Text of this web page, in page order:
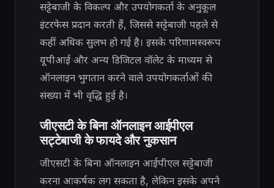
सट्टेबाजी के विकल्प और उपयोगकर्ता के अनुकूल
इंटरफेस प्रदान करती हैं, जिससे सट्टेबाजी पहले से
कहीं अधिक सुलभ हो गई है। इसके परिणामस्वरूप
यूपीआई और अन्य डिजिटल वॉलेट के माध्यम से
ऑनलाइन भुगतान करने वाले उपयोगकर्ताओं की
संख्या में भी वृद्धि हुई है।
जीएसटी के बिना ऑनलाइन आईपीएल
सट्टेबाजी के फायदे और नुकसान
जीएसटी के बिना ऑनलाइन आईपीएल सट्टेबाजी
करना आकर्षक लग सकता है, लेकिन इसके अपने